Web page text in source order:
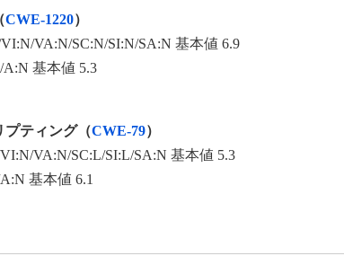
CWE-1220）
VA:N/SC:N/SI:N/SA:N 基本値 6.9
基本値 5.3
プティング（CWE-79）
VA:N/SC:L/SI:L/SA:N 基本値 5.3
基本値 6.1